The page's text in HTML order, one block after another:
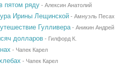
пятом ряду- Алексин Анатолий
Ирины Лещинской- Амнуэль Песах
Гулливера- Аникин Андрей
долларов- Гилфорд К.
- Чапек Карел
- Чапек Карел